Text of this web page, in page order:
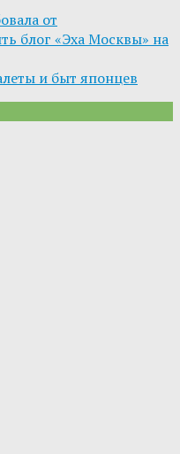
от
блог «Эха Москвы» на
и быт японцев